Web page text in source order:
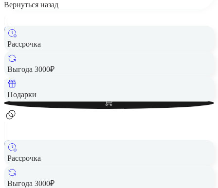
Вернуться назад
Рассрочка
Выгода 3000₽
Подарки
Смарт-часы Honor Choice Watch Black (BOT-WB01)
4 990 ₽
Вернем до
Рассрочка
Выгода 3000₽
Смарт-часы Honor Choice Watch White (BOT-WB01)
4 990 ₽